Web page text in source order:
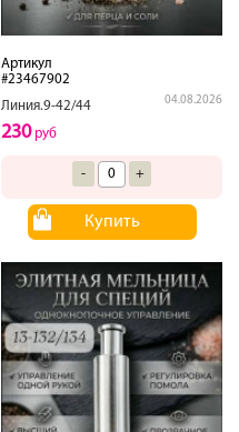
Артикул
#23467902
Линия.9-42/44
04.08.2026
230руб
- +
Купить